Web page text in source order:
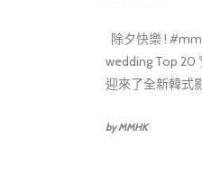
除夕快樂 !
wedding Top 20
迎來了全新韓式
by MMHK